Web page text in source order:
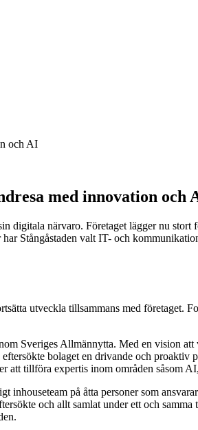
och AI
med innovation och
digitala närvaro. Företaget lägger nu
Stångåstaden valt IT- och
utveckla tillsammans med
Sveriges Allmännytta. Med en vision att
bolaget en drivande och
att tillföra expertis inom områden såsom
på åtta personer som
och allt samlat under ett och